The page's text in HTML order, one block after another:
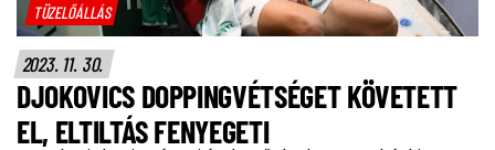
TÜZELŐÁLLÁS
2023. 11. 30.
DJOKOVICS DOPPINGVÉTSÉGET KÖVETETT
EL, ELTILTÁS FENYEGETI